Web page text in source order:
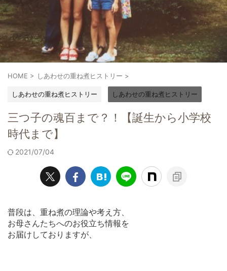
HOME > しあわせの重ね煮ヒストリー >
しあわせの重ね煮ヒストリー しあわせの重ね煮ヒストリー
三つ子の魂百まで？！【誕生から小学校
時代まで】
2021/07/04
普段は、重ね煮の理論や考え方、
お母さんたちへのお役立ち情報を
お届けしておりますが、